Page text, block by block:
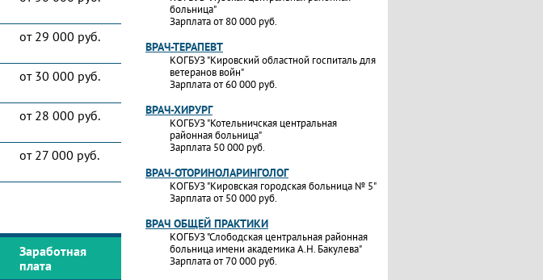
от 29 000 руб.
от 30 000 руб.
от 28 000 руб.
от 27 000 руб.
Заработная
плата
больница"
Зарплата от 80 000 руб.
ВРАЧ-ТЕРАПЕВТ
КОГБУЗ "Кировский областной госпиталь для
ветеранов войн"
Зарплата от 60 000 руб.
ВРАЧ-ХИРУРГ
КОГБУЗ "Котельничская центральная
районная больница"
Зарплата 50 000 руб.
ВРАЧ-ОТОРИНОЛАРИНГОЛОГ
КОГБУЗ "Кировская городская больница № 5"
Зарплата от 50 000 руб.
ВРАЧ ОБЩЕЙ ПРАКТИКИ
КОГБУЗ "Слободская центральная районная
больница имени академика А.Н. Бакулева"
Зарплата от 70 000 руб.